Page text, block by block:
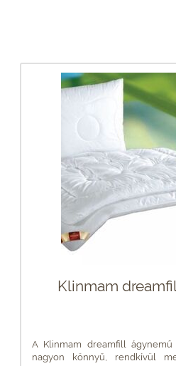
Klinmam
A Klinmam dreamfill ágynemű
nagyon könnyű, rendkívül